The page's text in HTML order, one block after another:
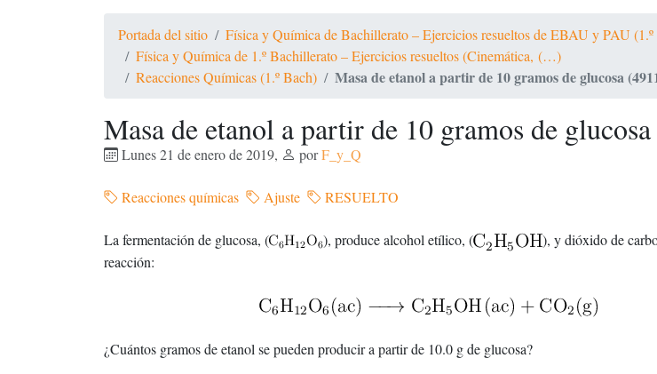
Portada del sitio
Física y Química de Bachillerato – Ejercicios resueltos de EBAU y PAU
Física y Química de 1.º Bachillerato – Ejercicios resueltos (Cinemática, (…)
Reacciones Químicas (1.º Bach)
Masa de etanol a partir de 10 gramos de glucosa
Masa de etanol a partir de 10 gramos de
Lunes 21 de enero de 2019, porF_y_Q
Reacciones químicas Ajuste RESUELTO
La fermentación de glucosa, ( ), produce alcohol etílico, (
), y dióxido de
reacción:
¿Cuántos gramos de etanol se pueden producir a partir de 10.0 g de glucosa?